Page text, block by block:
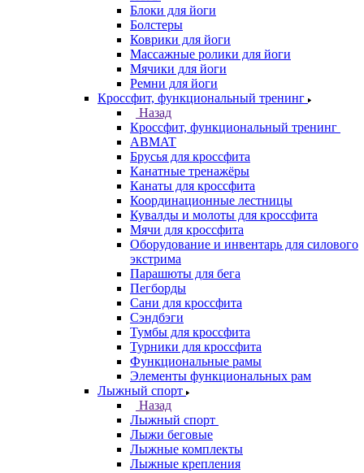
Блоки для йоги
Болстеры
Коврики для йоги
Массажные ролики для йоги
Мячики для йоги
Ремни для йоги
Кроссфит, функциональный тренинг
Назад
Кроссфит, функциональный тренинг
ABMAT
Брусья для кроссфита
Канатные тренажёры
Канаты для кроссфита
Координационные лестницы
Кувалды и молоты для кроссфита
Мячи для кроссфита
Оборудование и инвентарь для силового
экстрима
Парашюты для бега
Пегборды
Сани для кроссфита
Сэндбэги
Тумбы для кроссфита
Турники для кроссфита
Функциональные рамы
Элементы функциональных рам
Лыжный спорт
Назад
Лыжный спорт
Лыжи беговые
Лыжные комплекты
Лыжные крепления